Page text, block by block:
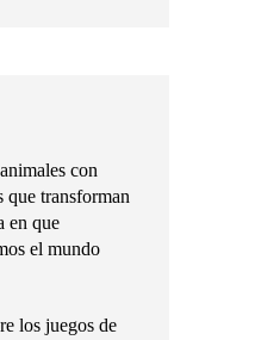
con
que transforman
en que
el mundo
los juegos de